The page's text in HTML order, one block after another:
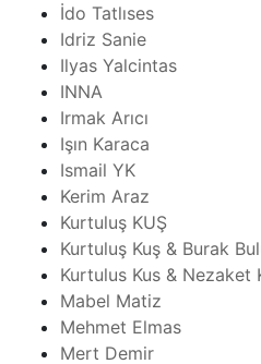
İdo Tatlıses
Idriz Sanie
Ilyas Yalcintas
INNA
Irmak Arıcı
Işın Karaca
Ismail YK
Kerim Araz
Kurtuluş KUŞ
Kurtuluş Kuş & Burak
Kurtulus Kus & Nezaket
Mabel Matiz
Mehmet Elmas
Mert Demir